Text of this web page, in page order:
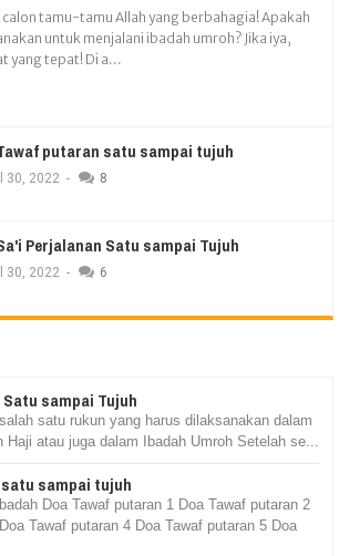
tamu-tamu Allah yang berbahagia! Apakah
untuk menjalani ibadah umroh? Jika iya,
yang tepat! Di a...
putaran satu sampai tujuh
30, 2022 - 8
Perjalanan Satu sampai Tujuh
30, 2022 - 6
sampai Tujuh
salah satu rukun yang harus dilaksanakan dalam
Haji atau juga dalam Ibadah Umroh Setelah se...
sampai tujuh
Doa Tawaf putaran 1 Doa Tawaf putaran 2
Tawaf putaran 4 Doa Tawaf putaran 5 Doa